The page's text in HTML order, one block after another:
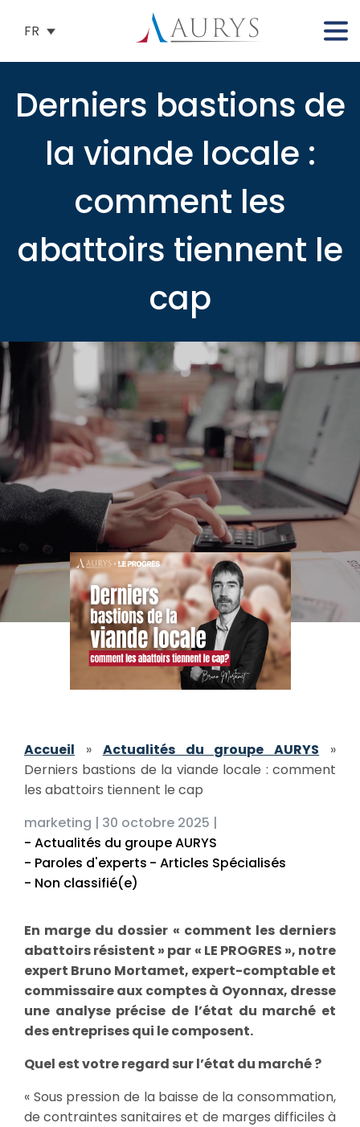
FR
Derniers bastions de
la viande locale :
comment les
abattoirs tiennent le
cap
Accueil » Actualités du groupe AURYS »
Derniers bastions de la viande locale : comment
les abattoirs tiennent le cap
marketing | 30 octobre 2025 |
- Actualités du groupe AURYS
- Paroles d'experts - Articles Spécialisés
- Non classifié(e)
En marge du dossier « comment les derniers
abattoirs résistent » par « LE PROGRES », notre
expert Bruno Mortamet, expert-comptable et
commissaire aux comptes à Oyonnax, dresse
une analyse précise de l’état du marché et
des entreprises qui le composent.
Quel est votre regard sur l’état du marché ?
« Sous pression de la baisse de la consommation,
de contraintes sanitaires et de marges difficiles à